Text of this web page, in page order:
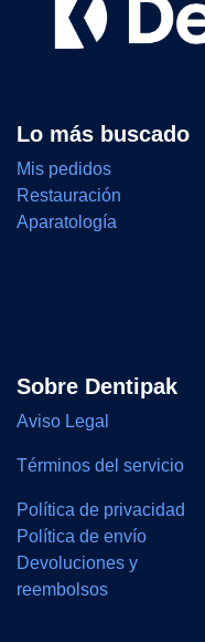
Lo más buscado
Mis pedidos
Restauración
Aparatología
Sobre Dentipak
Aviso Legal
Términos del servicio
Política de privacidad
Política de envío
Devoluciones y
reembolsos